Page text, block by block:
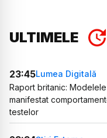
ULTIMELE
23:45Lumea Digitală
Raport britanic:
manifestat
testelor